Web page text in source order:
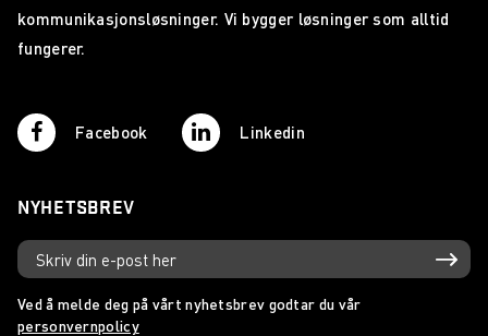
kommunikasjonsløsninger. Vi bygger løsninger som alltid
fungerer.
Facebook Linkedin
NYHETSBREV
Ved å melde deg på vårt nyhetsbrev godtar du vår
personvernpolicy